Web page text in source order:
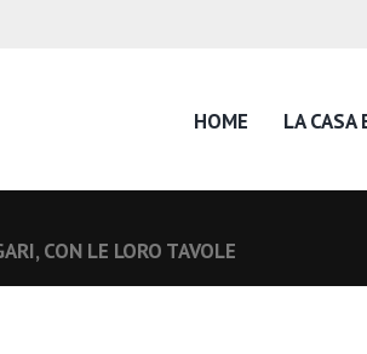
HOME LA CASA
CON LE LORO TAVOLE